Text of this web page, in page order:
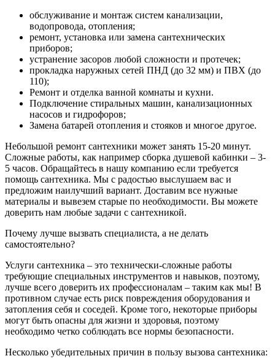
обслуживание и монтаж систем канализации,
водопровода, отопления;
ремонт, установка или замена сантехнических
приборов;
устранение засоров любой сложности и протечек;
прокладка наружных сетей ПНД (до 32 мм) и ПВХ (до
110);
Ремонт и отделка ванной комнаты и кухни.
Подключение стиральных машин, канализационных
насосов и гидрофоров;
Замена батарей отопления и стояков и многое другое.
Небольшой ремонт сантехники может занять 15-20 минут.
Сложные работы, как например сборка душевой кабинки – 3-
5 часов. Обращайтесь в нашу компанию если требуется
помощь сантехника. Мы с радостью выслушаем вас и
предложим наилучший вариант. Доставим все нужные
материалы и вывезем старые по необходимости. Вы можете
доверить нам любые задачи с сантехникой.
Почему лучше вызвать специалиста, а не делать
самостоятельно?
Услуги сантехника – это технически-сложные работы
требующие специальных инструментов и навыков, поэтому,
лучше всего доверить их профессионалам – таким как мы! В
противном случае есть риск повреждения оборудования и
затопления себя и соседей. Кроме того, некоторые приборы
могут быть опасны для жизни и здоровья, поэтому
необходимо четко соблюдать все нормы безопасности.
Несколько убедительных причин в пользу вызова сантехника: